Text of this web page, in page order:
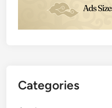
Categories